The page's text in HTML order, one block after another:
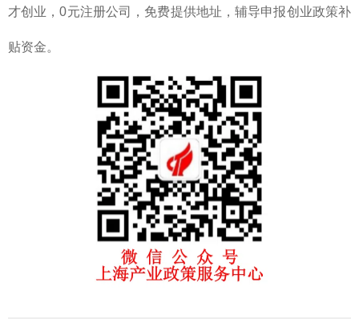
才创业，0元注册公司，免费提供地址，辅导申报创业政策补
贴资金。